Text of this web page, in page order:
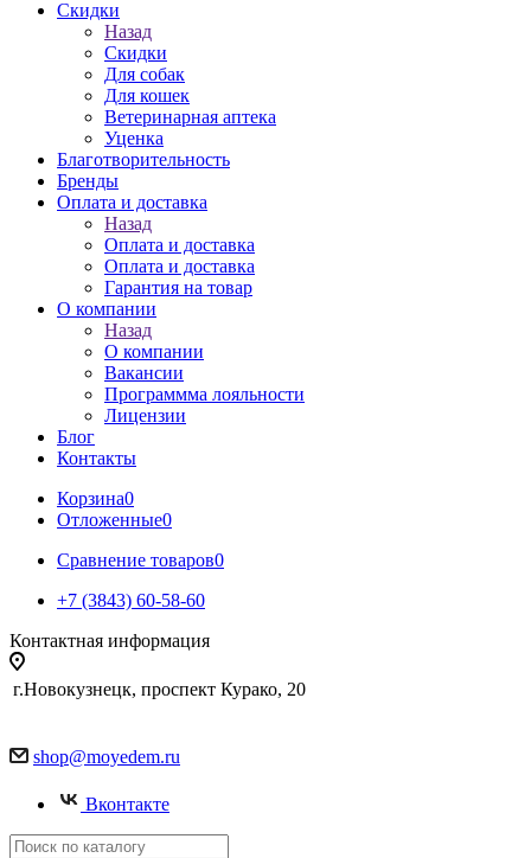
Скидки
Назад
Скидки
Для собак
Для кошек
Ветеринарная аптека
Уценка
Благотворительность
Бренды
Оплата и доставка
Назад
Оплата и доставка
Оплата и доставка
Гарантия на товар
О компании
Назад
О компании
Вакансии
Программма лояльности
Лицензии
Блог
Контакты
Корзина0
Отложенные0
Сравнение товаров0
+7 (3843) 60-58-60
Контактная информация
г.Новокузнецк, проспект Курако, 20
shop@moyedem.ru
Вконтакте